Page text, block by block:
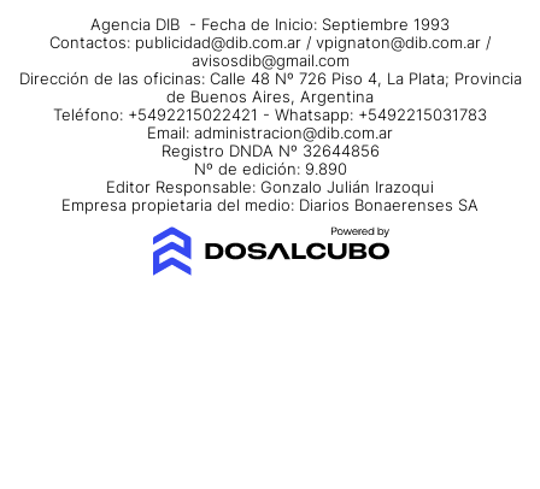
Agencia DIB - Fecha de Inicio: Septiembre 1993
Contactos: publicidad@dib.com.ar / vpignaton@dib.com.ar /
avisosdib@gmail.com
Dirección de las oficinas: Calle 48 Nº 726 Piso 4, La Plata; Provincia
de Buenos Aires, Argentina
Teléfono: +5492215022421 - Whatsapp: +5492215031783
Email: administracion@dib.com.ar
Registro DNDA Nº 32644856
Nº de edición: 9.890
Editor Responsable: Gonzalo Julián Irazoqui
Empresa propietaria del medio: Diarios Bonaerenses SA